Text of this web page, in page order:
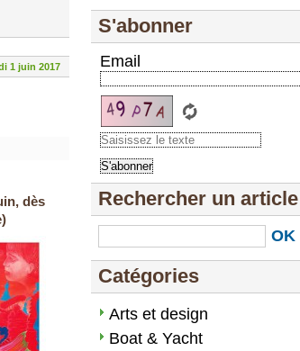
1 juin 2017
dès
S'abonner
Email
Rechercher un article
Catégories
Arts et design
Boat & Yacht